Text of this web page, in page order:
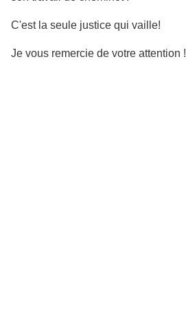
C'est la seule justice qui vaille!
Je vous remercie de votre attention !